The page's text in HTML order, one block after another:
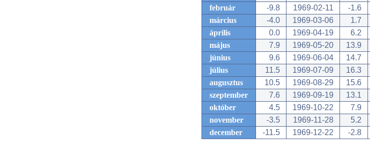
február
-9.8 1969-02-11 -1.6
március
-4.0 1969-03-06 1.7
április
0.0 1969-04-19 6.2
május
7.9 1969-05-20 13.9
június
9.6 1969-06-04 14.7
július
11.5 1969-07-09 16.3
augusztus
10.5 1969-08-29 15.6
szeptember
7.6 1969-09-19 13.1
október
4.5 1969-10-22 7.9
november
-3.5 1969-11-28 5.2
december
-11.5 1969-12-22 -2.8